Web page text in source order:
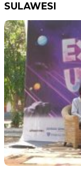
SULAWESI